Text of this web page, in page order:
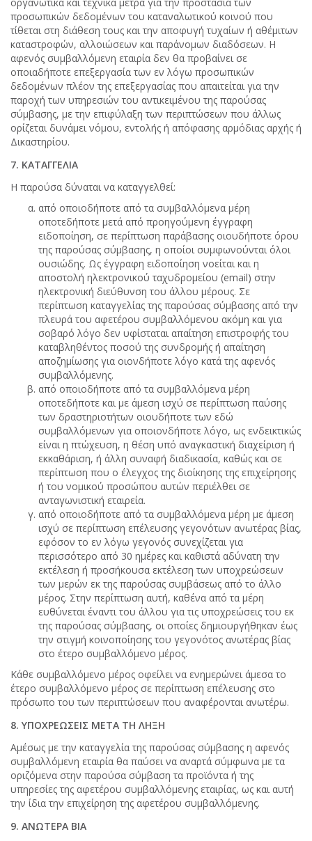
προσωπικών δεδομένων του καταναλωτικού κοινού που
τίθεται στη διάθεση τους και την αποφυγή τυχαίων ή αθέμιτων
καταστροφών, αλλοιώσεων και παράνομων διαδόσεων. Η
αφενός συμβαλλόμενη εταιρία δεν θα προβαίνει σε
οποιαδήποτε επεξεργασία των εν λόγω προσωπικών
δεδομένων πλέον της επεξεργασίας που απαιτείται για την
παροχή των υπηρεσιών του αντικειμένου της παρούσας
σύμβασης, με την επιφύλαξη των περιπτώσεων που άλλως
ορίζεται δυνάμει νόμου, εντολής ή απόφασης αρμόδιας αρχής ή
Δικαστηρίου.
7. ΚΑΤΑΓΓΕΛΙΑ
Η παρούσα δύναται να καταγγελθεί:
από οποιοδήποτε από τα συμβαλλόμενα μέρη
οποτεδήποτε μετά από προηγούμενη έγγραφη
ειδοποίηση, σε περίπτωση παράβασης οιουδήποτε όρου
της παρούσας σύμβασης, η οποίοι συμφωνούνται όλοι
ουσιώδης. Ως έγγραφη ειδοποίηση νοείται και η
αποστολή ηλεκτρονικού ταχυδρομείου (email) στην
ηλεκτρονική διεύθυνση του άλλου μέρους. Σε
περίπτωση καταγγελίας της παρούσας σύμβασης από την
πλευρά του αφετέρου συμβαλλόμενου ακόμη και για
σοβαρό λόγο δεν υφίσταται απαίτηση επιστροφής του
καταβληθέντος ποσού της συνδρομής ή απαίτηση
αποζημίωσης για οιονδήποτε λόγο κατά της αφενός
συμβαλλόμενης.
από οποιοδήποτε από τα συμβαλλόμενα μέρη
οποτεδήποτε και με άμεση ισχύ σε περίπτωση παύσης
των δραστηριοτήτων οιουδήποτε των εδώ
συμβαλλόμενων για οποιονδήποτε λόγο, ως ενδεικτικώς
είναι η πτώχευση, η θέση υπό αναγκαστική διαχείριση ή
εκκαθάριση, ή άλλη συναφή διαδικασία, καθώς και σε
περίπτωση που ο έλεγχος της διοίκησης της επιχείρησης
ή του νομικού προσώπου αυτών περιέλθει σε
ανταγωνιστική εταιρεία.
από οποιοδήποτε από τα συμβαλλόμενα μέρη με άμεση
ισχύ σε περίπτωση επέλευσης γεγονότων ανωτέρας βίας,
εφόσον το εν λόγω γεγονός συνεχίζεται για
περισσότερο από 30 ημέρες και καθιστά αδύνατη την
εκτέλεση ή προσήκουσα εκτέλεση των υποχρεώσεων
των μερών εκ της παρούσας συμβάσεως από το άλλο
μέρος. Στην περίπτωση αυτή, καθένα από τα μέρη
ευθύνεται έναντι του άλλου για τις υποχρεώσεις του εκ
της παρούσας σύμβασης, οι οποίες δημιουργήθηκαν έως
την στιγμή κοινοποίησης του γεγονότος ανωτέρας βίας
στο έτερο συμβαλλόμενο μέρος.
Κάθε συμβαλλόμενο μέρος οφείλει να ενημερώνει άμεσα το
έτερο συμβαλλόμενο μέρος σε περίπτωση επέλευσης στο
πρόσωπο του των περιπτώσεων που αναφέρονται ανωτέρω.
8. ΥΠΟΧΡΕΩΣΕΙΣ ΜΕΤΑ ΤΗ ΛΗΞΗ
Αμέσως με την καταγγελία της παρούσας σύμβασης η αφενός
συμβαλλόμενη εταιρία θα παύσει να αναρτά σύμφωνα με τα
οριζόμενα στην παρούσα σύμβαση τα προϊόντα ή της
υπηρεσίες της αφετέρου συμβαλλόμενης εταιρίας, ως και αυτή
την ίδια την επιχείρηση της αφετέρου συμβαλλόμενης.
9. ΑΝΩΤΕΡΑ ΒΙΑ